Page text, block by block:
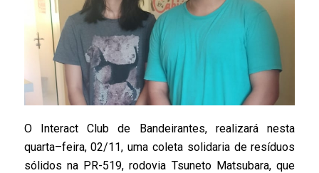
O Interact Club de Bandeirantes, realizará nesta
quarta–feira, 02/11, uma coleta solidaria de resíduos
sólidos na PR-519, rodovia Tsuneto Matsubara, que